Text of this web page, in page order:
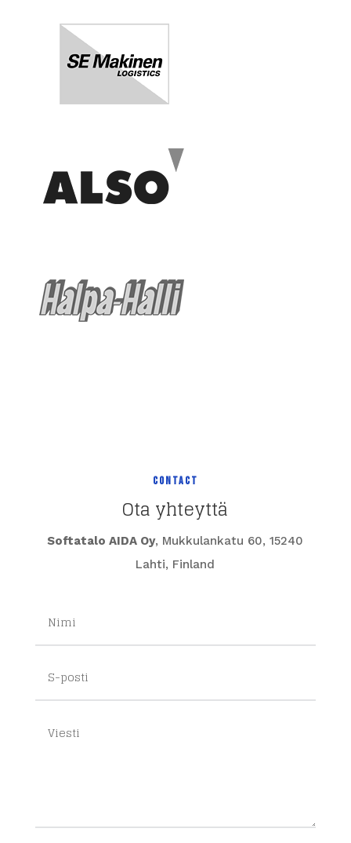
CONTACT
Ota yhteyttä
Softatalo AIDA Oy, Mukkulankatu 60, 15240
Lahti, Finland